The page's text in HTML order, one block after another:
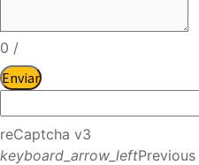
0 /
Enviar
reCaptcha v3
keyboard_arrow_leftPrevious